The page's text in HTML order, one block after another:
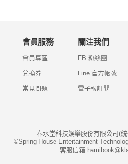
會員服務
會員專區
兌換券
常見問題
關注我們
FB 粉絲團
Line 官方帳號
電子報訂閱
春水堂科技娛樂股份有限公司(
©Spring House Entertainment
客服信箱